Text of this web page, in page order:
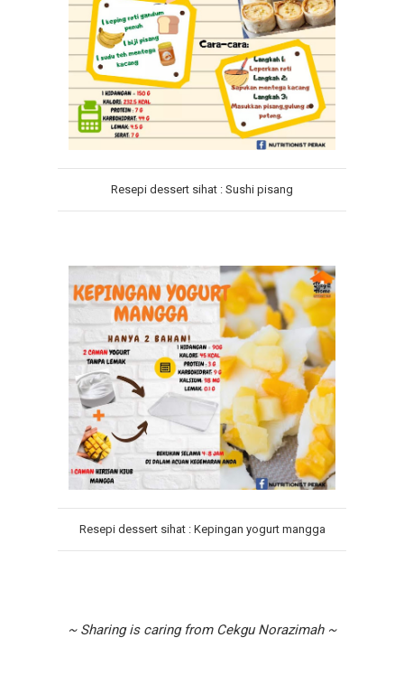
Resepi dessert sihat : Sushi pisang
Resepi dessert sihat : Kepingan yogurt mangga
~ Sharing is caring from Cekgu Norazimah ~